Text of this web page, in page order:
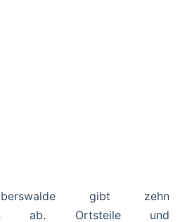
gibt zehn
ab. Ortsteile und